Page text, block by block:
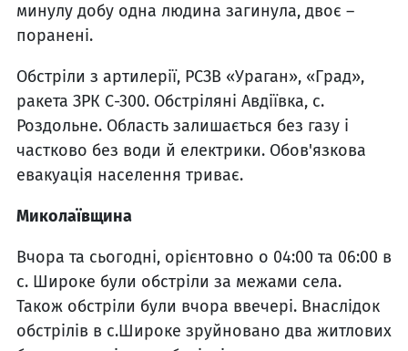
минулу добу одна людина загинула, двоє –
поранені.
Обстріли з артилерії, РСЗВ «Ураган», «Град»,
ракета ЗРК С-300. Обстріляні Авдіївка, с.
Роздольне. Область залишається без газу і
частково без води й електрики. Обов'язкова
евакуація населення триває.
Миколаївщина
Вчора та сьогодні, орієнтовно о 04:00 та 06:00 в
с. Широке були обстріли за межами села.
Також обстріли були вчора ввечері. Внаслідок
обстрілів в с.Широке зруйновано два житлових